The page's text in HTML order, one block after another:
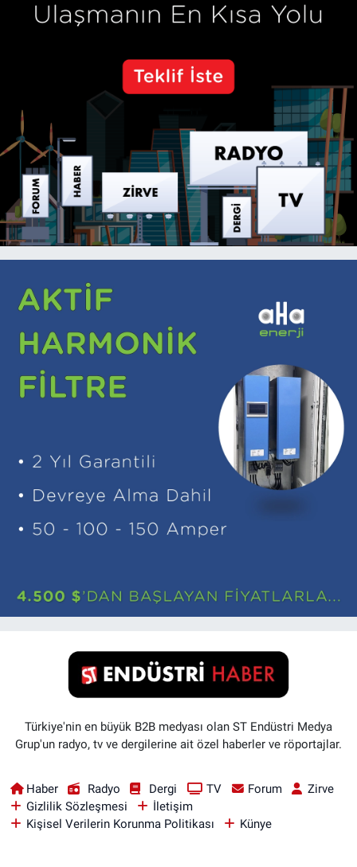
Türkiye'nin en büyük B2B medyası olan ST Endüstri Medya
Grup'un radyo, tv ve dergilerine ait özel haberler ve röportajlar.
Haber Radyo Dergi TV Forum
Zirve
Gizlilik Sözleşmesi
İletişim
Kişisel Verilerin Korunma Politikası
Künye